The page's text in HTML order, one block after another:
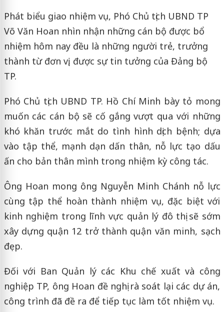
Phát biểu giao nhiệm vụ, Phó Chủ tịch UBND TP
Võ Văn Hoan nhìn nhận những cán bộ được bổ
nhiệm hôm nay đều là những người trẻ, trưởng
thành từ đơn vị, được sự tin tưởng của Đảng bộ
TP.
Phó Chủ tịch UBND TP. Hồ Chí Minh bày tỏ mong
muốn các cán bộ sẽ cố gắng vượt qua với những
khó khăn trước mắt do tình hình dịch bệnh; dựa
vào tập thể, mạnh dạn dấn thân, nỗ lực tạo dấu
ấn cho bản thân mình trong nhiệm kỳ công tác.
Ông Hoan mong ông Nguyễn Minh Chánh nỗ lực
cùng tập thể hoàn thành nhiệm vụ, đặc biệt với
kinh nghiệm trong lĩnh vực quản lý đô thị sẽ sớm
xây dựng quận 12 trở thành quận văn minh, sạch
đẹp.
Đối với Ban Quản lý các Khu chế xuất và công
nghiệp TP, ông Hoan đề nghị rà soát lại các dự án,
công trình đã đề ra để tiếp tục làm tốt nhiệm vụ.